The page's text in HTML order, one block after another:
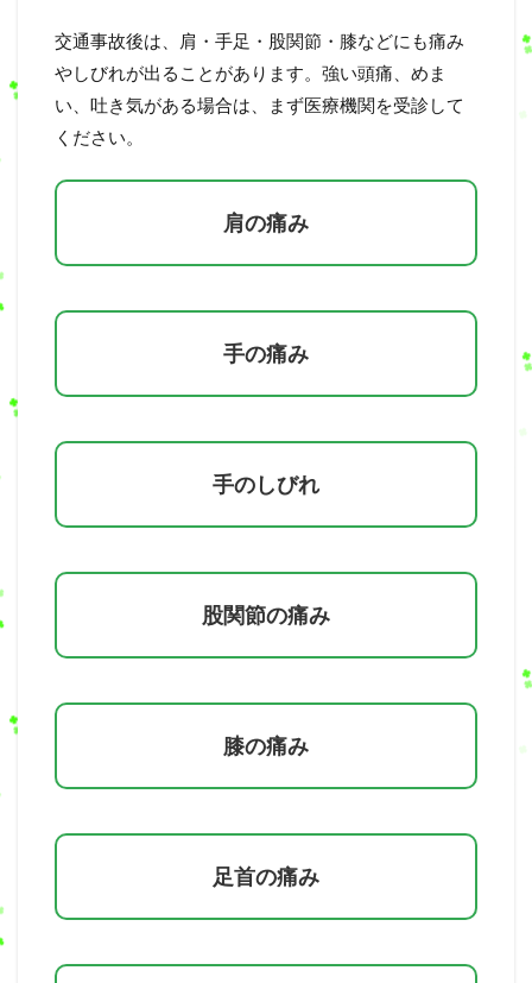
交通事故後は、肩・手足・股関節・膝などにも痛み
やしびれが出ることがあります。強い頭痛、めま
い、吐き気がある場合は、まず医療機関を受診して
ください。
肩の痛み
手の痛み
手のしびれ
股関節の痛み
膝の痛み
足首の痛み